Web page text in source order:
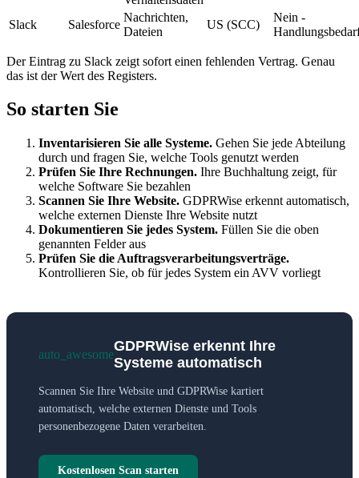
Slack Salesforce
Nachrichten,
Dateien
US (SCC)
Nein -
Der Eintrag zu Slack zeigt sofort einen fehlenden Vertrag. Genau
das ist der Wert des Registers.
So starten Sie
Inventarisieren Sie alle Systeme. Gehen Sie jede Abteilung
durch und fragen Sie, welche Tools genutzt werden
Prüfen Sie Ihre Rechnungen. Ihre Buchhaltung zeigt, für
welche Software Sie bezahlen
Scannen Sie Ihre Website. GDPRWise erkennt automatisch,
welche externen Dienste Ihre Website nutzt
Dokumentieren Sie jedes System. Füllen Sie die oben
genannten Felder aus
Prüfen Sie die Auftragsverarbeitungsverträge.
Kontrollieren Sie, ob für jedes System ein AVV vorliegt
auto_awesome
GDPRWise erkennt Ihre
Systeme automatisch
Scannen Sie Ihre Website und GDPRWise kartiert
automatisch, welche externen Dienste und Tools
personenbezogene Daten verarbeiten.
Kostenlosen Scan starten